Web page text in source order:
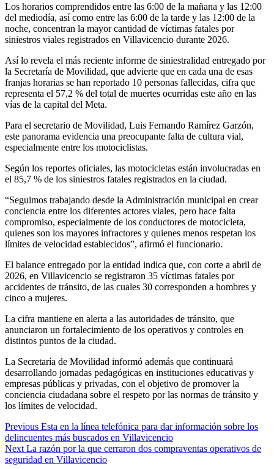
Los horarios comprendidos entre las 6:00 de la mañana y las 12:00
del mediodía, así como entre las 6:00 de la tarde y las 12:00 de la
noche, concentran la mayor cantidad de víctimas fatales por
siniestros viales registrados en Villavicencio durante 2026.
Así lo revela el más reciente informe de siniestralidad entregado por
la Secretaría de Movilidad, que advierte que en cada una de esas
franjas horarias se han reportado 10 personas fallecidas, cifra que
representa el 57,2 % del total de muertes ocurridas este año en las
vías de la capital del Meta.
Para el secretario de Movilidad, Luis Fernando Ramírez Garzón,
este panorama evidencia una preocupante falta de cultura vial,
especialmente entre los motociclistas.
Según los reportes oficiales, las motocicletas están involucradas en
el 85,7 % de los siniestros fatales registrados en la ciudad.
“Seguimos trabajando desde la Administración municipal en crear
conciencia entre los diferentes actores viales, pero hace falta
compromiso, especialmente de los conductores de motocicleta,
quienes son los mayores infractores y quienes menos respetan los
límites de velocidad establecidos”, afirmó el funcionario.
El balance entregado por la entidad indica que, con corte a abril de
2026, en Villavicencio se registraron 35 víctimas fatales por
accidentes de tránsito, de las cuales 30 corresponden a hombres y
cinco a mujeres.
La cifra mantiene en alerta a las autoridades de tránsito, que
anunciaron un fortalecimiento de los operativos y controles en
distintos puntos de la ciudad.
La Secretaría de Movilidad informó además que continuará
desarrollando jornadas pedagógicas en instituciones educativas y
empresas públicas y privadas, con el objetivo de promover la
conciencia ciudadana sobre el respeto por las normas de tránsito y
los límites de velocidad.
Continue
Reading
Previous Esta en la línea telefónica para dar información sobre los
delincuentes más buscados en Villavicencio
Next La razón por la que cerraron dos compraventas operativos de
seguridad en Villavicencio